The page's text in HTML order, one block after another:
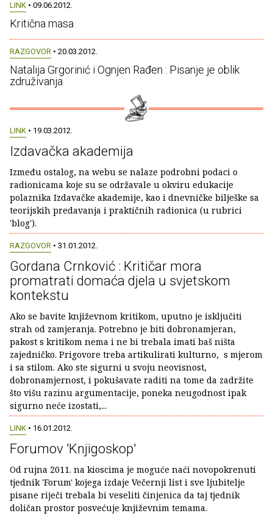
LINK • 09.06.2012.
Kritična masa
RAZGOVOR • 20.03.2012.
Natalija Grgorinić i Ognjen Rađen : Pisanje je oblik
združivanja
LINK • 19.03.2012.
Izdavačka akademija
Između ostalog, na webu se nalaze podrobni podaci o
radionicama koje su se održavale u okviru edukacije
polaznika Izdavačke akademije, kao i dnevničke bilješke sa
teorijskih predavanja i praktičnih radionica (u rubrici
'blog').
RAZGOVOR • 31.01.2012.
Gordana Crnković : Kritičar mora
promatrati domaća djela u svjetskom
kontekstu
Ako se bavite književnom kritikom, uputno je isključiti
strah od zamjeranja. Potrebno je biti dobronamjeran,
pakost s kritikom nema i ne bi trebala imati baš ništa
zajedničko. Prigovore treba artikulirati kulturno, s mjerom
i sa stilom. Ako ste sigurni u svoju neovisnost,
dobronamjernost, i pokušavate raditi na tome da zadržite
što višu razinu argumentacije, poneka neugodnost ipak
sigurno neće izostati,...
LINK • 16.01.2012.
Forumov 'Knjigoskop'
Od rujna 2011. na kioscima je moguće naći novopokrenuti
tjednik 'Forum' kojega izdaje Večernji list i sve ljubitelje
pisane riječi trebala bi veseliti činjenica da taj tjednik
doličan prostor posvećuje književnim temama.